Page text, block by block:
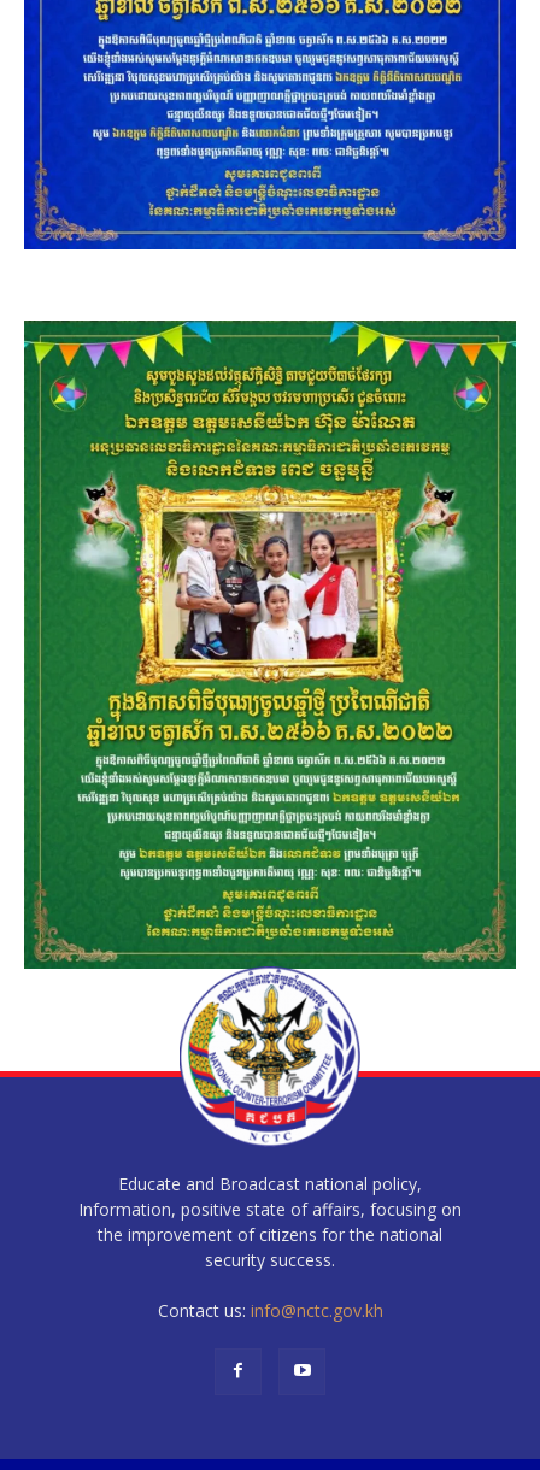
Educate and Broadcast national policy,
Information, positive state of affairs, focusing on
the improvement of citizens for the national
security success.
Contact us: info@nctc.gov.kh